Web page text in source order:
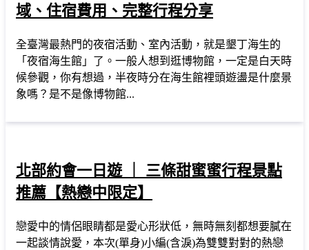
域、住宿費用、完整行程分享
全臺灣最熱門的夜宿活動、室內活動，就是墾丁海生的
「夜宿海生館」了。一般人想到逛博物館，一定是白天時
候參觀，你有想過，半夜時分在海生館裡頭遊盪是什麼景
象嗎？是不是像博物館...
北部約會一日遊 ｜ 三條甜蜜蜜行程景點
推薦【熱戀中限定】
戀愛中的情侶眼睛都是愛心形狀低，無時無刻都想要膩在
一起談情說愛，本次(單身)小編(含淚)為雙雙對對的熱戀